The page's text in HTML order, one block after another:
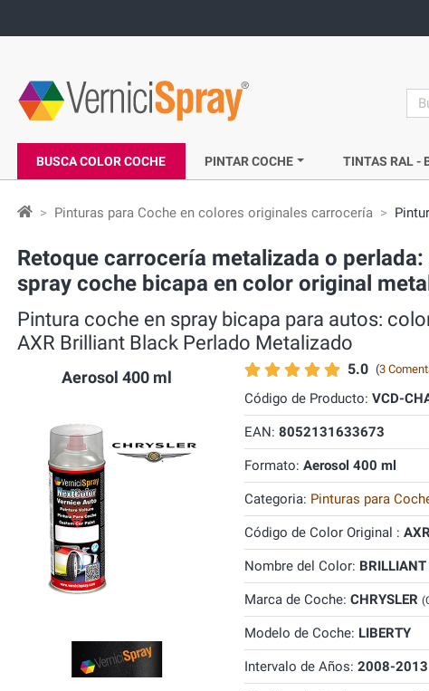
BUSCA COLOR COCHE PINTAR COCHE TINTAS RAL -
Pinturas para Coche en colores originales carrocería
Retoque carrocería metalizada o perlada:
spray coche bicapa en color original
Pintura coche en spray bicapa para autos:
AXR Brilliant Black Perlado Metalizado
Aerosol 400 ml 5.0 (3
Código de Producto: VCD-
EAN: 8052131633673
Formato: Aerosol 400 ml
Categoria: Pinturas para
Código de Color Original : AXR
Nombre del Color:
Marca de Coche: CHRYSLER
Modelo de Coche: LIBERTY
Intervalo de Años: 2008-2013